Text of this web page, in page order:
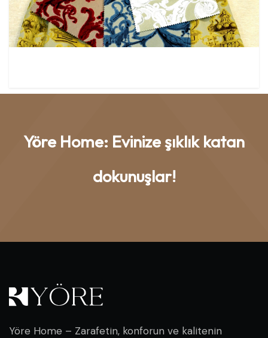
Yöre Home: Evinize şıklık katan
dokunuşlar!
Yöre Home – Zarafetin, konforun ve kalitenin